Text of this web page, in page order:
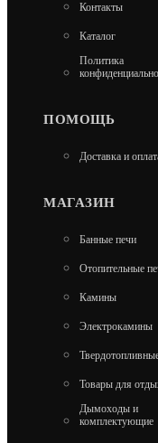
241 400
188 900
Контакты
Каталог
Политика
ПОМОЩЬ
Доставка и
МАГАЗИН
Банные печи
Отопительные
Камины
Электрокамины
Товары для
Дымоходы и
комплектующие